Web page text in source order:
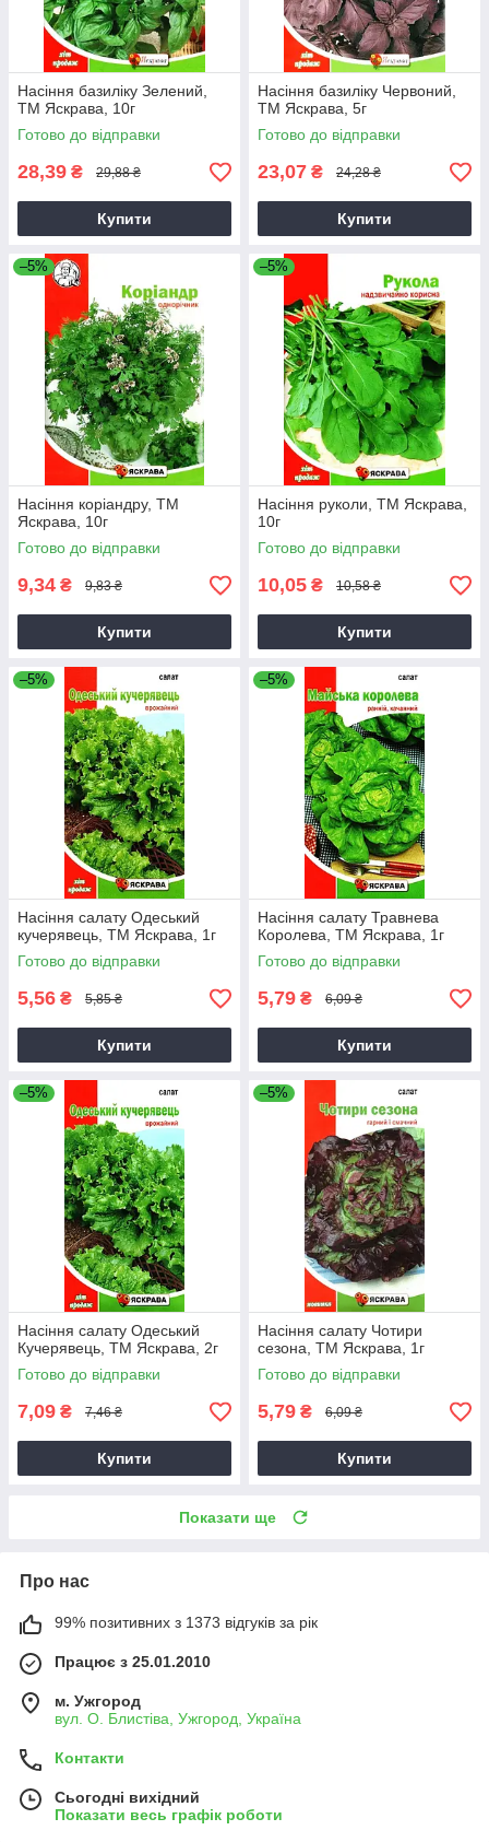
Насіння базиліку Зелений,
ТМ Яскрава, 10г
Готово до відправки
28,39 ₴ 29,88 ₴
Купити
Насіння базиліку Червоний,
ТМ Яскрава, 5г
Готово до відправки
23,07 ₴ 24,28 ₴
Купити
–5%
Насіння коріандру, ТМ
Яскрава, 10г
Готово до відправки
9,34 ₴ 9,83 ₴
Купити
–5%
Насіння руколи, ТМ Яскрава,
10г
Готово до відправки
10,05 ₴ 10,58 ₴
Купити
–5%
Насіння салату Одеський
кучерявець, ТМ Яскрава, 1г
Готово до відправки
5,56 ₴ 5,85 ₴
Купити
–5%
Насіння салату Травнева
Королева, ТМ Яскрава, 1г
Готово до відправки
5,79 ₴ 6,09 ₴
Купити
–5%
Насіння салату Одеський
Кучерявець, ТМ Яскрава, 2г
Готово до відправки
7,09 ₴ 7,46 ₴
Купити
–5%
Насіння салату Чотири
сезона, ТМ Яскрава, 1г
Готово до відправки
5,79 ₴ 6,09 ₴
Купити
Показати ще
Про нас
99% позитивних з 1373 відгуків за рік
Працює з 25.01.2010
м. Ужгород
вул. О. Блистіва, Ужгород, Україна
Контакти
Сьогодні вихідний
Показати весь графік роботи